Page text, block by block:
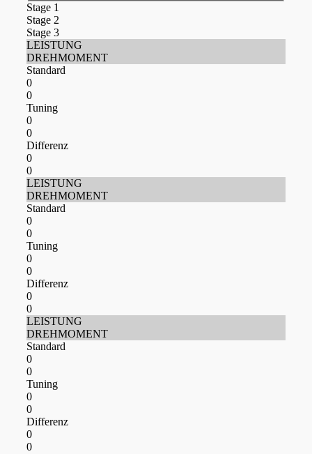
Stage 1
Stage 2
Stage 3
LEISTUNG
DREHMOMENT
Standard
0
0
Tuning
0
0
Differenz
0
0
LEISTUNG
DREHMOMENT
Standard
0
0
Tuning
0
0
Differenz
0
0
LEISTUNG
DREHMOMENT
Standard
0
0
Tuning
0
0
Differenz
0
0